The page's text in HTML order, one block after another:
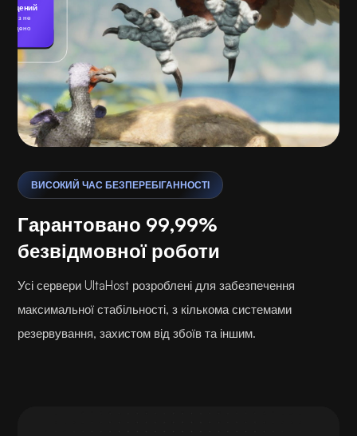
ВИСОКИЙ ЧАС БЕЗПЕРЕБІГАННОСТІ
Гарантовано 99,99%
безвідмовної роботи
Усі сервери UltaHost розроблені для забезпечення
максимальної стабільності, з кількома системами
резервування, захистом від збоїв та іншим.
Загроз не
знайдено